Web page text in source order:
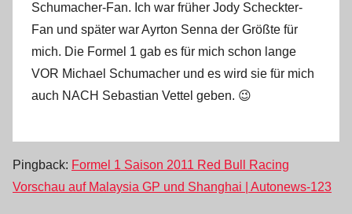
Schumacher-Fan. Ich war früher Jody Scheckter-
Fan und später war Ayrton Senna der Größte für
mich. Die Formel 1 gab es für mich schon lange
VOR Michael Schumacher und es wird sie für mich
auch NACH Sebastian Vettel geben. 😉
Pingback: Formel 1 Saison 2011 Red Bull Racing
Vorschau auf Malaysia GP und Shanghai | Autonews-123